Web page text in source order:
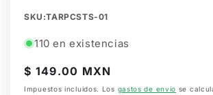
SKU:
SKU:TARPCSTS-01
110 en existencias
Precio
habitual
$ 149.00 MXN
Impuestos incluidos. Los gastos de envío se